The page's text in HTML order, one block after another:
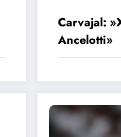
Carvajal:
Ancelotti»